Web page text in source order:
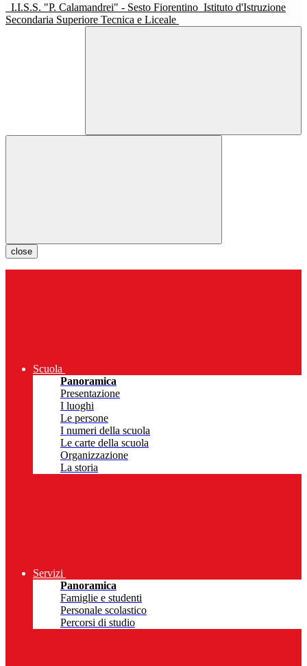
I.I.S.S. "P. Calamandrei" - Sesto Fiorentino Istituto d'Istruzione
Secondaria Superiore Tecnica e Liceale
close
Scuola
Panoramica
Presentazione
I luoghi
Le persone
I numeri della scuola
Le carte della scuola
Organizzazione
La storia
Servizi
Panoramica
Famiglie e studenti
Personale scolastico
Percorsi di studio